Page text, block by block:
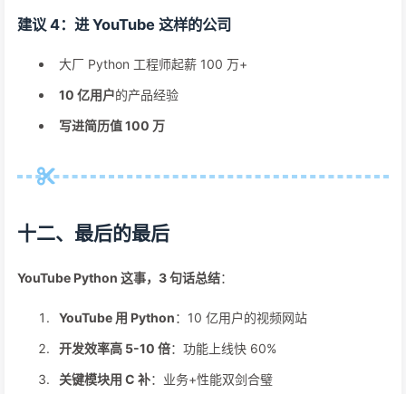
建议 4：进 YouTube 这样的公司
大厂 Python 工程师起薪 100 万+
10 亿用户的产品经验
写进简历值 100 万
十二、最后的最后
YouTube Python 这事，3 句话总结：
YouTube 用 Python：10 亿用户的视频网站
开发效率高 5-10 倍：功能上线快 60%
关键模块用 C 补：业务+性能双剑合璧